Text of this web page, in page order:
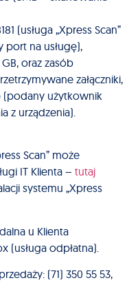
(usługa „Xpress Scan”
na usługę),
oraz zasób
załączniki,
użytkownik
z urządzenia).
Scan” może
IT Klienta – tutaj
systemu „Xpress
u Klienta
(usługa odpłatna).
(71) 350 55 53,